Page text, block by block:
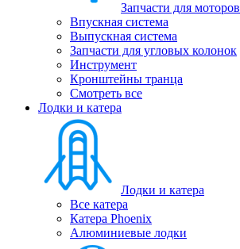
Запчасти для моторов
Впускная система
Выпускная система
Запчасти для угловых колонок
Инструмент
Кронштейны транца
Смотреть все
Лодки и катера
Лодки и катера
Все катера
Катера Phoenix
Алюминиевые лодки